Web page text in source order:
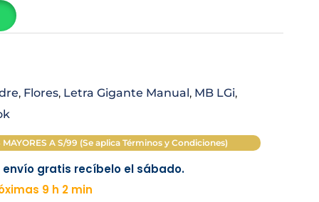
, Flores, Letra Gigante Manual, MB LGi,
A S/99 (Se aplica Términos y Condiciones)
gratis recíbelo el sábado.
9 h 2 min